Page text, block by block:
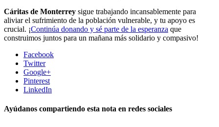
Cáritas de Monterrey sigue trabajando incansablemente para
aliviar el sufrimiento de la población vulnerable, y tu apoyo es
crucial. ¡Continúa donando y sé parte de la esperanza que
construimos juntos para un mañana más solidario y compasivo!
Facebook
Twitter
Google+
Pinterest
LinkedIn
Ayúdanos compartiendo esta nota en redes sociales